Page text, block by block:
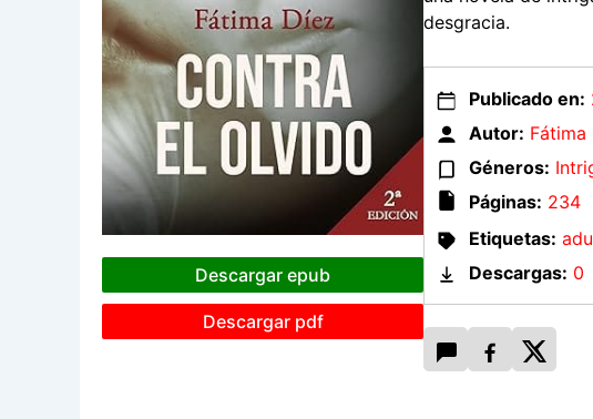
Descargar epub
Descargar pdf
desgracia.
Publicado en:
Autor: Fátima
Géneros:
Páginas: 234
Etiquetas:
Descargas: 0